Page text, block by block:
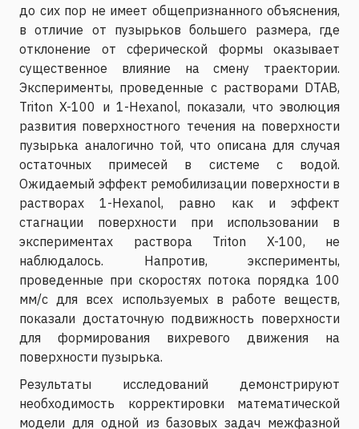
до сих пор не имеет общепризнанного объяснения,
в отличие от пузырьков большего размера, где
отклонение от сферической формы оказывает
существенное влияние на смену траектории.
Эксперименты, проведенные с растворами DTAB,
Triton X-100 и 1-Hexanol, показали, что эволюция
развития поверхностного течения на поверхности
пузырька аналогично той, что описана для случая
остаточных примесей в системе с водой.
Ожидаемый эффект ремобилизации поверхности в
растворах 1-Hexanol, равно как и эффект
стагнации поверхности при использовании в
экспериментах раствора Triton X-100, не
наблюдалось. Напротив, эксперименты,
проведенные при скоростях потока порядка 100
мм/с для всех используемых в работе веществ,
показали достаточную подвижность поверхности
для формирования вихревого движения на
поверхности пузырька.
Результаты исследований демонстрируют
необходимость корректировки математической
модели для одной из базовых задач межфазной